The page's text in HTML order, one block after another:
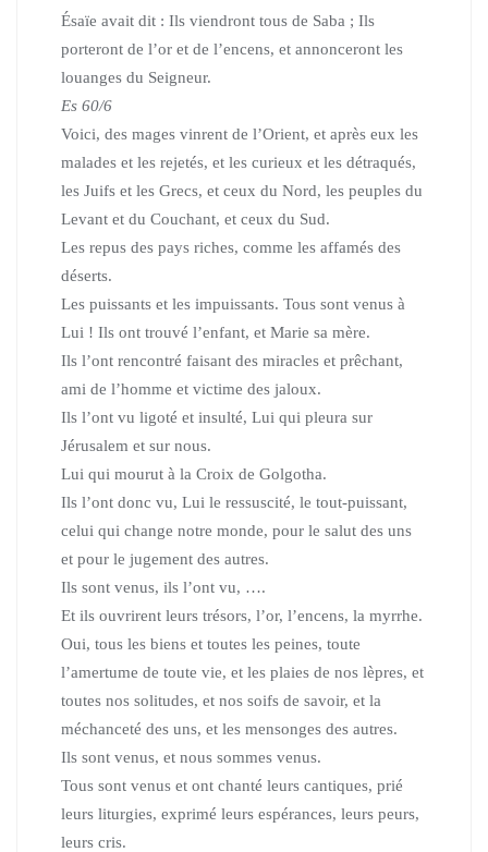
Ésaïe avait dit : Ils viendront tous de Saba ; Ils
porteront de l’or et de l’encens, et annonceront les
louanges du Seigneur.
Es 60/6
Voici, des mages vinrent de l’Orient, et après eux les
malades et les rejetés, et les curieux et les détraqués,
les Juifs et les Grecs, et ceux du Nord, les peuples du
Levant et du Couchant, et ceux du Sud.
Les repus des pays riches, comme les affamés des
déserts.
Les puissants et les impuissants. Tous sont venus à
Lui ! Ils ont trouvé l’enfant, et Marie sa mère.
Ils l’ont rencontré faisant des miracles et prêchant,
ami de l’homme et victime des jaloux.
Ils l’ont vu ligoté et insulté, Lui qui pleura sur
Jérusalem et sur nous.
Lui qui mourut à la Croix de Golgotha.
Ils l’ont donc vu, Lui le ressuscité, le tout-puissant,
celui qui chan­ge notre mon­de, pour le salut des uns
et pour le jugement des autres.
Ils sont venus, ils l’ont vu, ….
Et ils ouvrirent leurs trésors, l’or, l’encens, la myrrhe.
Oui, tous les biens et toutes les peines, toute
l’amertume de toute vie, et les plaies de nos lèpres, et
toutes nos solitudes, et nos soifs de savoir, et la
méchanceté des uns, et les mensonges des autres.
Ils sont venus, et nous sommes venus.
Tous sont venus et ont chanté leurs cantiques, prié
leurs liturgies, exprimé leurs espérances, leurs peurs,
leurs cris.